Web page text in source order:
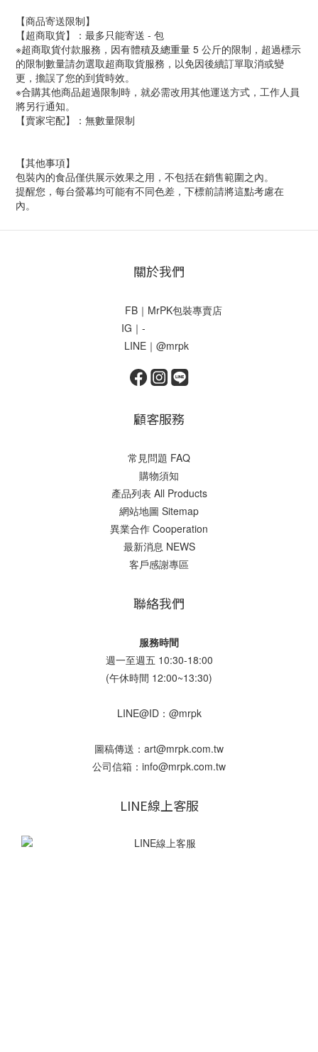
【商品寄送限制】
【超商取貨】：最多只能寄送 - 包
※超商取貨付款服務，因有體積及總重量 5 公斤的限制，超過標示
的限制數量請勿選取超商取貨服務，以免因後續訂單取消或變
更，擔誤了您的到貨時效。
※合購其他商品超過限制時，就必需改用其他運送方式，工作人員
將另行通知。
【賣家宅配】：無數量限制
【其他事項】
包裝內的食品僅供展示效果之用，不包括在銷售範圍之內。
提醒您，每台螢幕均可能有不同色差，下標前請將這點考慮在
內。
關於我們
FB｜MrPK包裝專賣店
IG｜-
LINE｜@mrpk
顧客服務
常見問題 FAQ
購物須知
產品列表 All Products
網站地圖 Sitemap
異業合作 Cooperation
最新消息 NEWS
客戶感謝專區
聯絡我們
服務時間
週一至週五 10:30-18:00
(午休時間 12:00~13:30)
LINE@ID：@mrpk
圖稿傳送：art@mrpk.com.tw
公司信箱：info@mrpk.com.tw
LINE線上客服